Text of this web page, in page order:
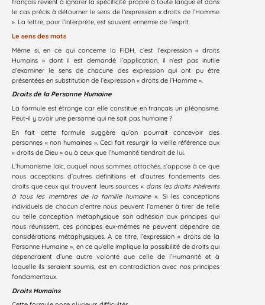
français revient à ignorer la spécificité propre à toute langue et dans
le cas précis à détourner le sens de l’expression « droits de l’Homme
». La lettre, pour l’interprète, est souvent ennemie de l’esprit.
Le sens des mots
Même si, en ce qui concerne la FIDH, c’est l’expression « droits
Humains » dont il est demandé l’application, il n’est pas inutile
d’examiner le sens de chacune des expression qui ont pu être
présentées en substitution de l’expression « droits de l’Homme ».
Droits de la Personne Humaine
La formule est étrange car elle constitue en français un pléonasme.
Peut-il y avoir une personne qui ne soit pas humaine ?
En fait cette formule suggère qu’on pourrait concevoir des
personnes « non humaines ». Ceci fait resurgir la vieille référence aux
« droits de Dieu » ou à ceux que l’humanité tiendrait de lui.
L’humanisme laïc, auquel nous sommes attachés, s’oppose à ce que
nous acceptions d’autres définitions et d’autres fondements des
droits que ceux qui trouvent leurs sources « dans les droits inhérents
à tous les membres de la famille humaine». Si les conceptions
individuels de chacun d’entre nous peuvent l’amener à tirer de telle
ou telle conception métaphysique son adhésion aux principes qui
nous réunissent, ces principes eux-mêmes ne peuvent dépendre de
considérations métaphysiques. A ce titre, l’expression « droits de la
Personne Humaine », en ce qu’elle implique la possibilité de droits qui
dépendraient d’une autre volonté que celle de l’Humanité et à
laquelle ils seraient soumis, est en contradiction avec nos principes
fondamentaux.
Droits Humains